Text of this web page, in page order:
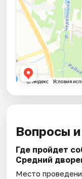
Вопросы
Где пройдет
Средний
Место